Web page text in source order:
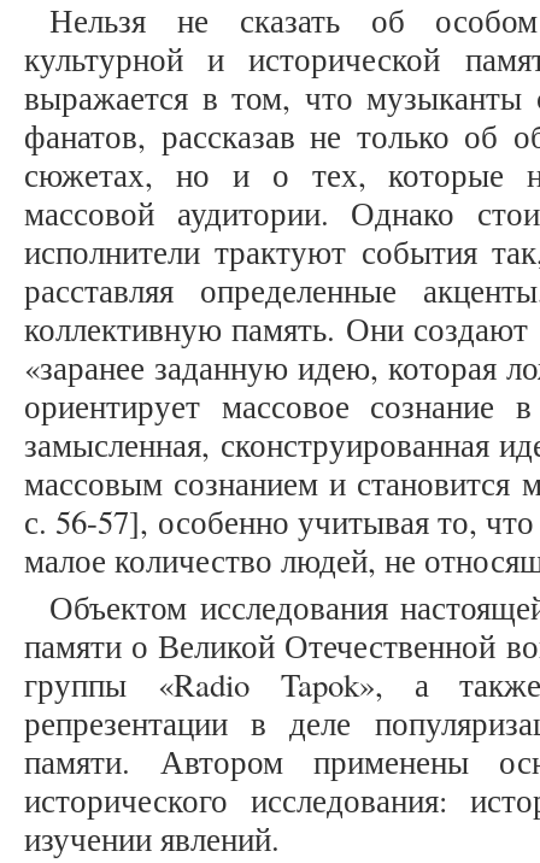
Нельзя не сказать об
культурной и исторической
выражается в том, что музыканты
фанатов, рассказав не только об
сюжетах, но и о тех, которые
массовой аудитории. Однако
исполнители трактуют события
расставляя определенные
коллективную память. Они создают
«заранее заданную идею, которая
ориентирует массовое
замысленная, сконструированная
массовым сознанием и становится
с. 56-57], особенно учитывая то,
малое количество людей, не
Объектом исследования
памяти о Великой Отечественной
группы «Radio Tapok», а также
репрезентации в деле
памяти. Автором применены
исторического исследования:
изучении явлений.